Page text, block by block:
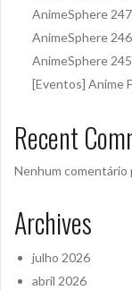
AnimeSphere
AnimeSphere
AnimeSphere
[Eventos] Anime
Recent
Nenhum comentário
Archives
julho 2026
abril 2026